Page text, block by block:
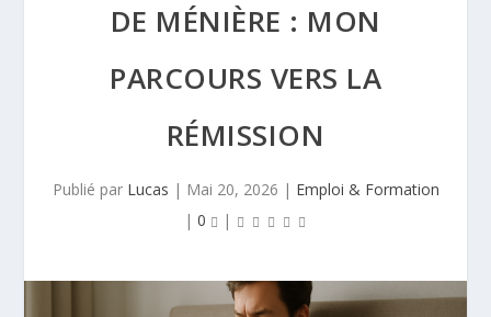
DE MÉNIÈRE : MON
PARCOURS VERS LA
RÉMISSION
Publié par Lucas | Mai 20, 2026 | Emploi & Formation
| 0 |